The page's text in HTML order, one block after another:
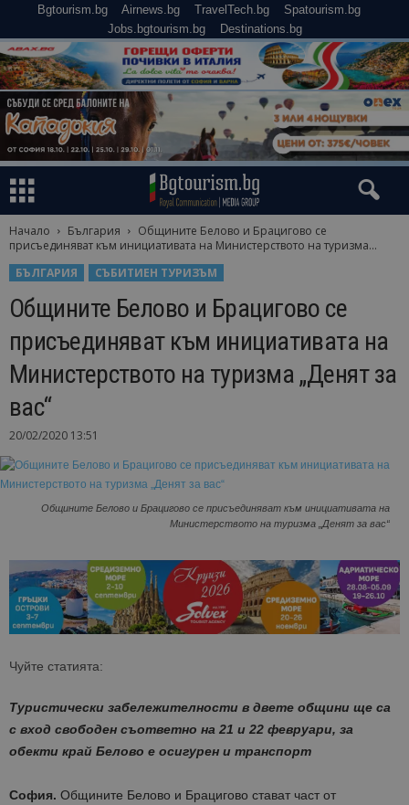
Bgtourism.bg Airnews.bg TravelTech.bg
Spatourism.bg
Jobs.bgtourism.bg
Destinations.bg
Начало България
Общините Белово и Брацигово се
присъединяват към инициативата на Министерството на туризма...
БЪЛГАРИЯ
СЪБИТИЕН ТУРИЗЪМ
Общините Белово и Брацигово се
присъединяват към инициативата на
Министерството на туризма „Денят за
вас“
20/02/2020 13:51
Общините Белово и Брацигово се присъединяват към инициативата на
Министерството на туризма „Денят за вас“
Чуйте статията:
Туристически забележителности в двете общини ще са
с вход свободен съответно на 21 и 22 февруари, за
обекти край Белово е осигурен и транспорт
София. Общините Белово и Брацигово стават част от